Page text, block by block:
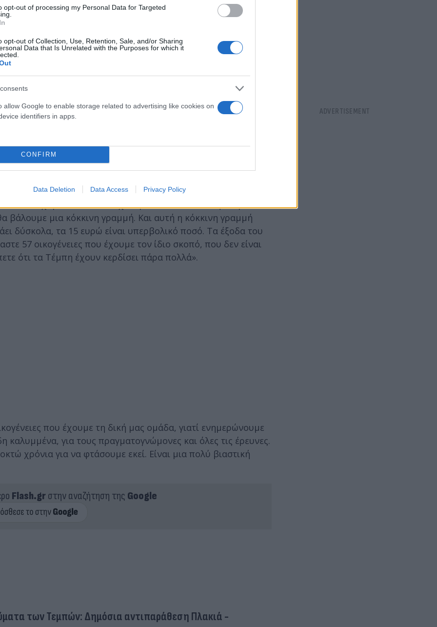
opt-out of processing my Personal Data for Targeted
opt-out of Collection, Use, Retention, Sale, and/or Sharing
Data that Is Unrelated with the Purposes for which it
allow Google to enable storage related to advertising like cookies on
identifiers in apps.
CONFIRM
Data Deletion Data Access Privacy Policy
δυστύχημα των Τεμπών έχασε την κόρη του και τις
ανάμεσα στις οικογένειες των θυμάτων: «Ε
ίμαστε υπέρ της
μας, αλλά είμαστε εναντίον του εισιτηρίου. Τα 15 ευρώ είναι ένα
των Τεμπών να μαθαίνουμε μέσα από τα σάιτ τι σκοπεύει να
Κάνουμε υπομονή με την κυρία Καρυστιανού και τον κύριο
κόσμος στην Ελλάδα έχει στενοχωρηθεί με αυτά που
δημιουργήθηκε στο γραφείο της κυρίας Καρυστιανού.
και αποφασίσαμε να κάνουμε εκλογές. Στη συνέχεια
και οι άλλες 27 οικογένειες μείναμε απέξω. Δεν μάθαμε
τον σύλλογο των Τεμπών. Επειδή τώρα όμως
Είχαμε πει ότι θα δεχτούμε τα πάντα από την κυρία
βάλουμε μια κόκκινη γραμμή. Και αυτή η κόκκινη γραμμή
δύσκολα, τα 15 ευρώ είναι υπερβολικό ποσό. Τα έξοδα του
57 οικογένειες που έχουμε τον ίδιο σκοπό, που δεν είναι
ότι τα Τέμπη έχουν κερδίσει πάρα πολλά».
που έχουμε τη δική μας ομάδα, γιατί ενημερώνουμε
καλυμμένα, για τους πραγματογνώμονες και όλες τις έρευνες.
χρόνια για να φτάσουμε εκεί. Είναι μια πολύ βιαστική
Flash.grστην αναζήτηση της Google
των Τεμπών: Δημόσια αντιπαράθεση Πλακιά -